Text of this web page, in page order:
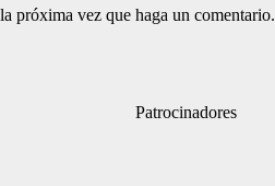
próxima vez que haga un comentario.
Patrocinadores